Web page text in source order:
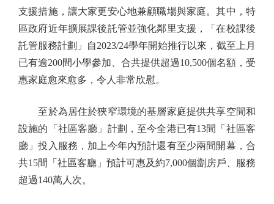
支援措施，讓大家更安心地兼顧職場與家庭。其中，特
區政府近年擴展課後託管並強化鄰里支援，「在校課後
託管服務計劃」自2023/24學年開始推行以來，截至上月
已有逾200間小學參加、合共提供超過10,500個名額，受
惠家庭愈來愈多，令人非常欣慰。
至於為居住於狹窄環境的基層家庭提供共享空間和
設施的「社區客廳」計劃，至今全港已有13間「社區客
廳」投入服務，加上今年內預計還有至少兩間開幕，合
共15間「社區客廳」預計可惠及約7,000個劏房戶、服務
超過140萬人次。